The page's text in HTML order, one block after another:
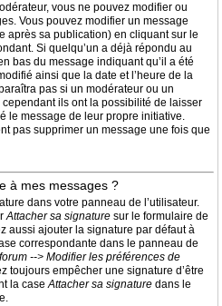
vous ne pouvez modifier ou
Vous pouvez modifier un message
après sa publication) en cliquant sur le
Si quelqu’un a déjà répondu au
bas du message indiquant qu’il a été
ainsi que la date et l’heure de la
pas si un modérateur ou un
ils ont la possibilité de laisser
le message de leur propre initiative.
pas supprimer un message une fois que
à mes messages ?
dans votre panneau de l’utilisateur.
Attacher sa signature sur le formulaire de
aussi ajouter la signature par défaut à
correspondante dans le panneau de
--> Modifier les préférences de
toujours empêcher une signature d’être
la caseAttacher sa signature dans le